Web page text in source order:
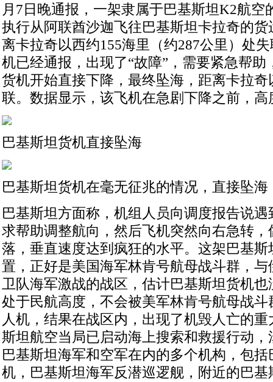
月7日晚通报，一架隶属于巴基斯坦K2航空
执行从阿联酋沙迦飞往巴基斯坦卡拉奇的
离卡拉奇以西约155海里（约287公里）处
机已经通报，出现了“故障”，需要紧急帮助
货机开始直接下降，最终坠海，距离卡拉奇
联。数据显示，该飞机在急剧下降之前，
巴基斯坦货机直接坠海
巴基斯坦货机在毫无征兆的情况，直接坠海
巴基斯坦方面称，机组人员向调度报告说
求帮助调整航向，然后飞机突然向右急转
落，垂直速度达到疯狂的水平。这架巴基
置，正好是美国海军林肯号航母战斗群，
卫队海军激战的战区，估计巴基斯坦货机
处于民航高度，不会被美军林肯号航母战
人机，结果在战区内，出现了机毁人亡的
斯坦航空当局已启动海上搜索和救援行动
巴基斯坦海军和空军在内的多个机构，包
机，巴基斯坦海军反潜巡逻舰，附近的巴